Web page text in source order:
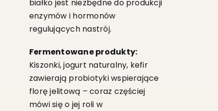
białko jest niezbędne do produkcji
enzymów i hormonów
regulujących nastrój.
Fermentowane produkty:
Kiszonki, jogurt naturalny, kefir
zawierają probiotyki wspierające
florę jelitową – coraz częściej
mówi się o jej roli w